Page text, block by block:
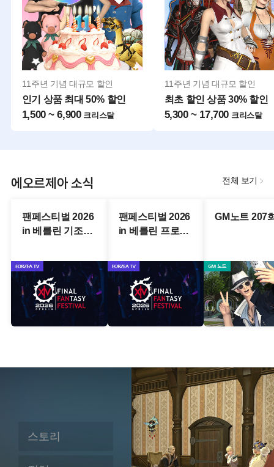
11주년 기념 대규모 할인
인기 상품 최대 50% 할인
1,500 ~ 6,900 크리스탈
11주년 기념 대규모 할인
최초 할인 상품 30% 할인
5,300 ~ 17,700 크리스탈
에오르제아 소식 전체 보기
팬페스티벌 2026
in 베를린 기조강
기
팬페스티벌 2026
in 베를린 프로듀
중계 다시보기
GM노트 207
스토리